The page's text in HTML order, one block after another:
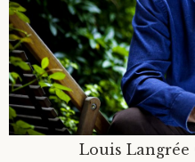
Louis